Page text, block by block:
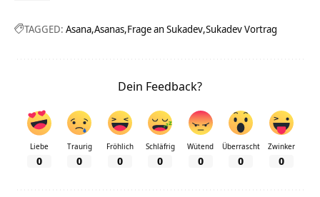
TAGGED: Asana Asanas Frage an Sukadev Sukadev Vortrag
Dein Feedback?
Liebe
0
Traurig
0
Fröhlich
0
Schläfrig
0
Wütend
0
Überrascht
0
Zwinker
0